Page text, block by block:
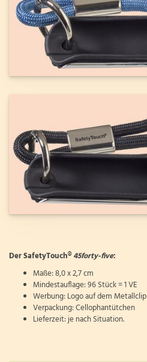
Der SafetyTouch®45forty-five:
Maße: 8,0 x 2,7 cm
Mindestauflage: 96 Stück = 1 VE
Werbung: Logo auf dem Metallclip
Verpackung: Cellophantütchen
Lieferzeit: je nach Situation.